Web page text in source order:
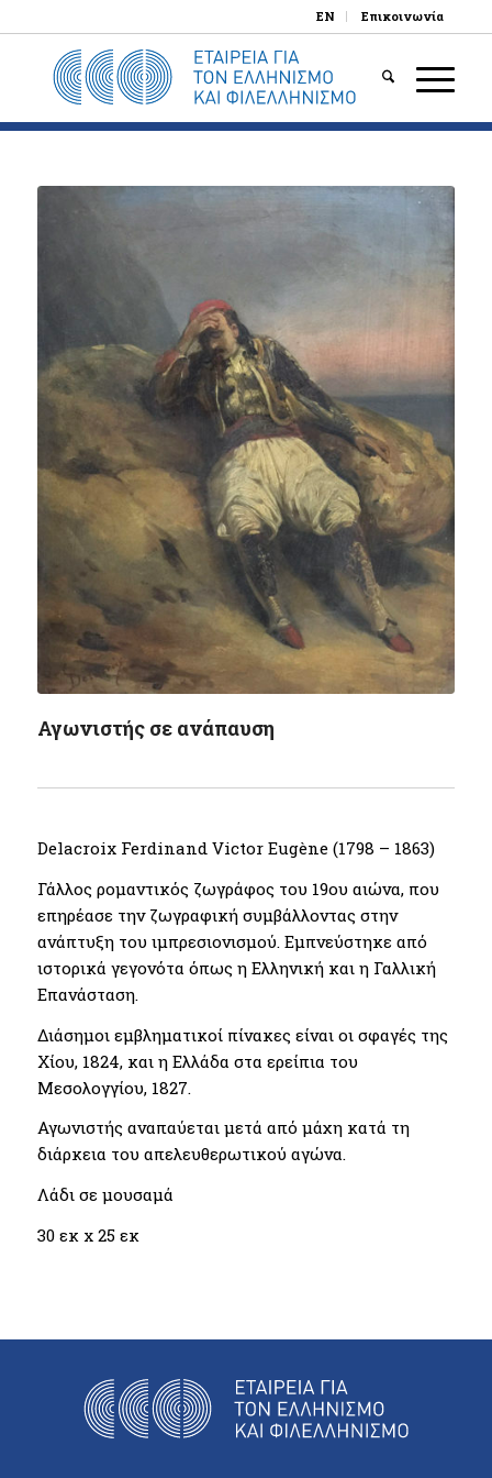
EN Επικοινωνία
Αγωνιστής σε ανάπαυση
Delacroix Ferdinand Victor Eugène (1798 – 1863)
Γάλλος ρομαντικός ζωγράφος του 19ου αιώνα, που
επηρέασε την ζωγραφική συμβάλλοντας στην
ανάπτυξη του ιμπρεσιονισμού. Εμπνεύστηκε από
ιστορικά γεγονότα όπως η Ελληνική και η Γαλλική
Επανάσταση.
Διάσημοι εμβληματικοί πίνακες είναι οι σφαγές της
Χίου, 1824, και η Ελλάδα στα ερείπια του
Μεσολογγίου, 1827.
Αγωνιστής αναπαύεται μετά από μάχη κατά τη
διάρκεια του απελευθερωτικού αγώνα.
Λάδι σε μουσαμά
30 εκ x 25 εκ